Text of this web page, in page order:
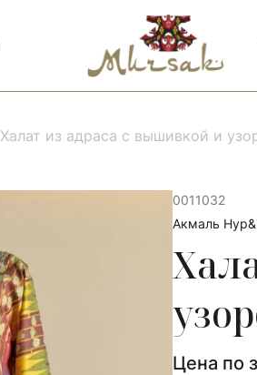
Халат из адраса с вышивкой и
0011032
Акмаль
Цена по